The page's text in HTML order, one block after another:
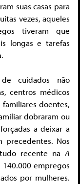
suas casas para
vezes, aqueles
tiveram que
longas e tarefas
cuidados não
centros médicos
doentes,
dobraram ou
a deixar a
precedentes. Nos
recente na A
empregos
por mulheres.